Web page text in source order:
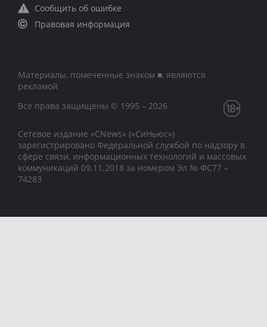
Сообщить об ошибке
Правовая информация
Материалы, помеченные знаком ■, являются
рекламой
Все права защищены © 1995 – 2026
Сетевое издание «CNews» («СиНьюс»)
зарегистрировано Федеральной службой по надзору в
сфере связи, информационных технологий и массовых
коммуникаций 09.11.2018 за номером Эл № ФС77 –
74283